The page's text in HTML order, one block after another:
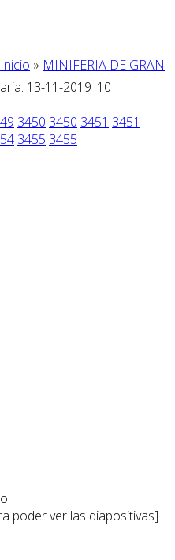
» MINIFERIA DE GRAN
13-11-2019_10
3450 3450 3451 3451
3455 3455
poder ver las diapositivas]